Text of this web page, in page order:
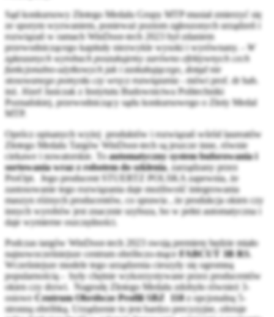
Sąd konkursowy Złotego Medalu Grupy MTP musiał zmierzyć się
ze sporym wyzwaniem, ponieważ poziom zgłoszonych urządzeń i
rozwiązań w ramach WinDoor-tech 2023 był zdaniem
przewodniczącego kapituły niezwykle wysoki i wyrównany. - W
zgłaszanych wyrobach poszukujemy zarówno efektywnych cech
funkcjonalno-użytkowych jak i zaskakującego, dotąd nie
stosowanego pomysłu czy wręcz rozwiązania- mówi prof. dr hab.
inż. Józef Jasiczak z Instytutu Budownictwa Politechniki
Poznańskiej, przewodniczący sądu konkursowego o Złoty Medal
MTP.
Oprócz opisanych wyżej produktów i rozwiązań wśród laureatów
Złotego Medalu Targów WinDoor-tech są jeszcze inne, równie
ciekawe i nowatorskie. Toautomatyczny system buforowania i
sortowania wraz z robotem do szklenia, zarządzany przez
ProOpt. Jego producent STUERTZ POLSKA zapewnia, że
zastosowanie tego rozwiązania daje możliwość integrowania
maszyn różnych producentów, co sprawia , że produkcja okien czy
innych wyrobów jest znacznie szybsza, bo w pełni automatyczna i
daje wymierne oszczędności.
Podczas targów WinDoor-tech 2023 swoją premierę będzie miało
najnowocześniejsze centrum obróbczo-tnąceFABCUT 3B RS.
Wcześniejsze modele tego urządzenia cieszyły się ogromną
popularnością - były chętnie wykorzystywane przez producentów
okien czy drzwi. Nagrodę Złotego Medalu zdobyło również 3-
osioweCentrum Obróbcze Profili SBZ 118z opcjonalną 5-
stronną obróbką. Urządzenie to jest bardzo precyzyjne, oferuje